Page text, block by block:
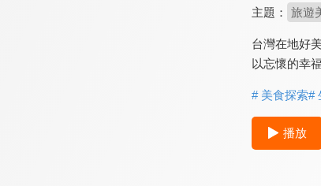
主題： 旅遊
台灣在地好
以忘懷的幸
# 美食探索#
播放